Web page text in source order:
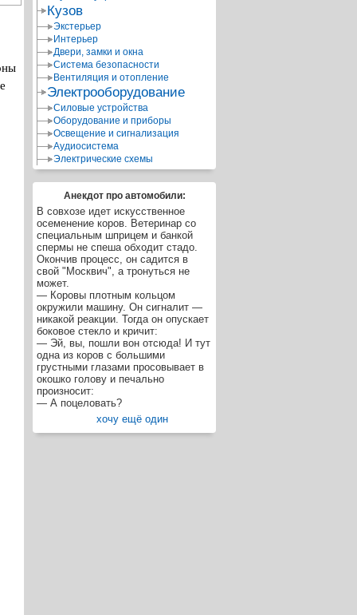
Кузов
Экстерьер
Интерьер
Двери, замки и окна
Система безопасности
Вентиляция и отопление
Электрооборудование
Силовые устройства
Оборудование и приборы
Освещение и сигнализация
Аудиосистема
Электрические схемы
Анекдот про автомобили:
В совхозе идет искусственное
осеменение коров. Ветеринар со
специальным шприцем и банкой
спермы не спеша обходит стадо.
Окончив процесс, он садится в
свой "Москвич", а тронуться не
может.
— Коровы плотным кольцом
окружили машину. Он сигналит —
никакой реакции. Тогда он опускает
боковое стекло и кричит:
— Эй, вы, пошли вон отсюда! И тут
одна из коров с большими
грустными глазами просовывает в
окошко голову и печально
произносит:
— А поцеловать?
хочу ещё один